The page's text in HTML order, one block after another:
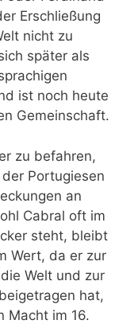
Erschließung
nicht zu
später als
ist noch heute
Gemeinschaft.
zu befahren,
Portugiesen
an
Cabral oft im
steht, bleibt
Wert, da er zur
Welt und zur
hat,
Macht im 16.